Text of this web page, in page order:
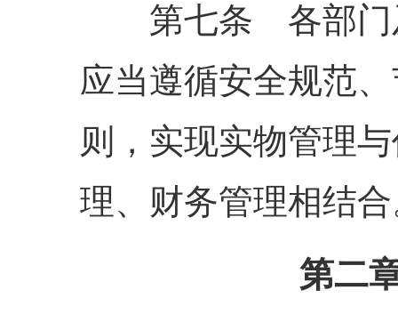
第七条 各部门及
应当遵循安全规范
则，实现实物管理
理、财务管理相结
第二